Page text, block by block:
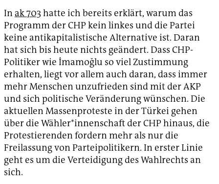
Inak 703 hatte ich bereits erklärt, warum das
Programm der CHP kein linkes und die Partei
keine antikapitalistische Alternative ist. Daran
hat sich bis heute nichts geändert. Dass CHP-
Politiker wie İmamoğlu so viel Zustimmung
erhalten, liegt vor allem auch daran, dass immer
mehr Menschen unzufrieden sind mit der AKP
und sich politische Veränderung wünschen. Die
aktuellen Massenproteste in der Türkei gehen
über die Wähler*innenschaft der CHP hinaus, die
Protestierenden fordern mehr als nur die
Freilassung von Parteipolitikern. In erster Linie
geht es um die Verteidigung des Wahlrechts an
sich.